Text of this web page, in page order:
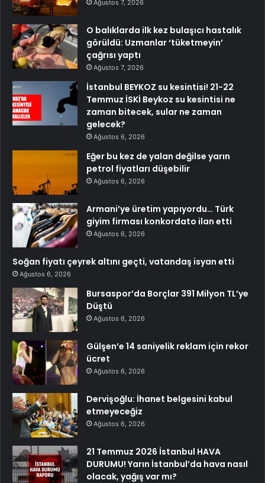
Ağustos 7, 2026
O balıklarda ilk kez bulaşıcı hastalık
görüldü: Uzmanlar ‘tüketmeyin’
çağrısı yaptı
Ağustos 7, 2026
İstanbul BEYKOZ su kesintisi! 21-22
Temmuz İSKİ Beykoz su kesintisi ne
zaman bitecek, sular ne zaman
gelecek?
Ağustos 6, 2026
Eğer bu kez de yalan değilse yarın
petrol fiyatları düşebilir
Ağustos 6, 2026
Armani’ye üretim yapıyordu… Türk
giyim firması konkordato ilan etti
Ağustos 6, 2026
Soğan fiyatı çeyrek altını geçti, vatandaş isyan etti
Ağustos 6, 2026
Bursaspor’da Borçlar 391 Milyon TL’ye
Düştü
Ağustos 6, 2026
Gülşen’e 14 saniyelik reklam için rekor
ücret
Ağustos 6, 2026
Dervişoğlu: İhanet belgesini kabul
etmeyeceğiz
Ağustos 6, 2026
21 Temmuz 2026 İstanbul HAVA
DURUMU! Yarın İstanbul’da hava nasıl
olacak, yağış var mı?